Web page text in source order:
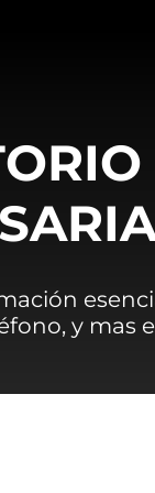
y mas